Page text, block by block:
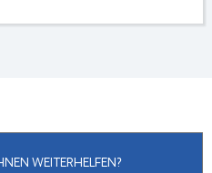
WEITERHELFEN?